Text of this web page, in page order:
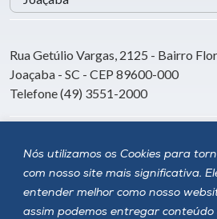
Nós utilizamos os Cookies para
com nosso site mais significativa.
entender melhor como nosso
assim podemos entregar
Rua Getúlio Vargas, 2125 - Bairro
Joaçaba - SC - CEP 89600-000
Telefone (49) 3551-2000
Siga a Unoesc